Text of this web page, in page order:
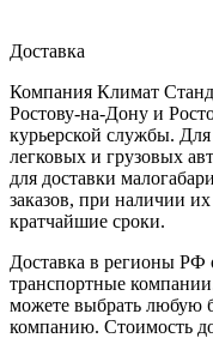
Доставка
Компания Климат
Ростову-на-Дону и
курьерской службы.
легковых и грузовых
для доставки
заказов, при наличии
кратчайшие сроки.
Доставка в регионы РФ
транспортные
можете выбрать
компанию. Стоимость